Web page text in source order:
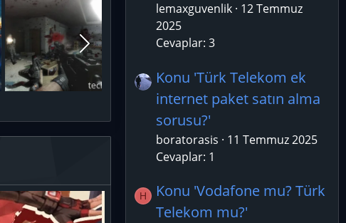
lemaxguvenlik 12 Temmuz
2025
Cevaplar: 3
Konu 'Türk Telekom ek
internet paket satın alma
sorusu?'
boratorasis
11 Temmuz 2025
Cevaplar: 1
H
Konu 'Vodafone mu? Türk
Telekom mu?'